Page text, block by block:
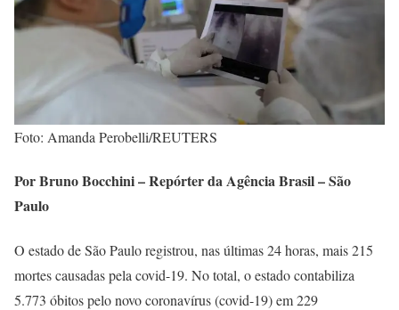
Foto: Amanda Perobelli/REUTERS
Por Bruno Bocchini – Repórter da Agência Brasil – São
Paulo
O estado de São Paulo registrou, nas últimas 24 horas, mais 215
mortes causadas pela covid-19. No total, o estado contabiliza
5.773 óbitos pelo novo coronavírus (covid-19) em 229